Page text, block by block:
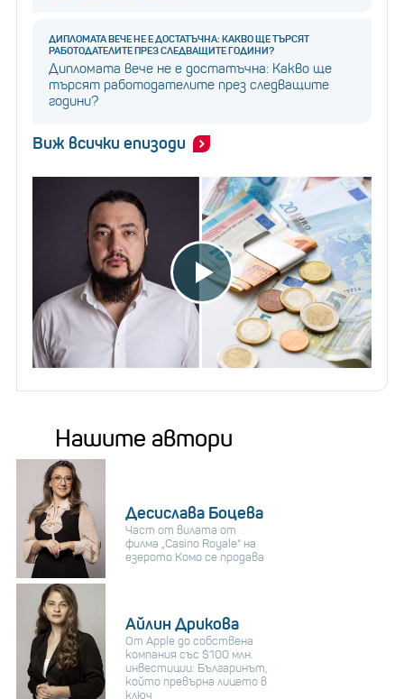
ДИПЛОМАТА ВЕЧЕ НЕ Е ДОСТАТЪЧНА: КАКВО ЩЕ ТЪРСЯТ
РАБОТОДАТЕЛИТЕ ПРЕЗ СЛЕДВАЩИТЕ ГОДИНИ?
Дипломата вече не е достатъчна: Какво ще
търсят работодателите през следващите
години?
Виж всички епизоди
Нашите автори
Десислава Боцева
Част от вилата от
филма „Casino Royale“ на
езерото Комо се продава
Айлин Дрикова
От Apple до собствена
компания със $100 млн.
инвестиции: Българинът,
който превърна лицето в
ключ